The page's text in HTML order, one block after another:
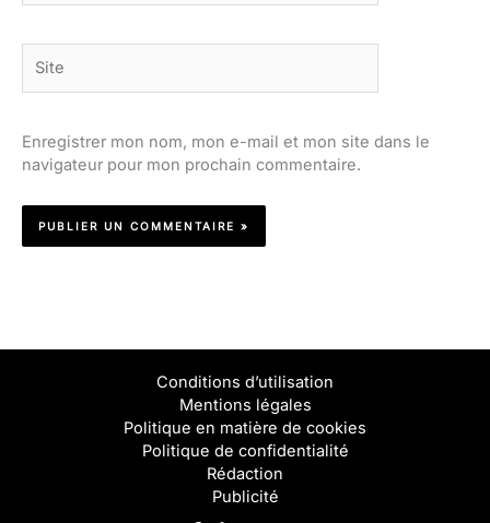
Enregistrer mon nom, mon e-mail et mon site dans le
navigateur pour mon prochain commentaire.
Conditions d’utilisation
Mentions légales
Politique en matière de cookies
Politique de confidentialité
Rédaction
Publicité